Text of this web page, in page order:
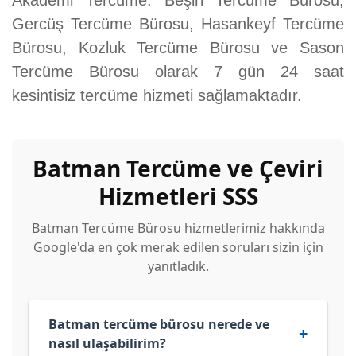
Gercüş Tercüme Bürosu, Hasankeyf Tercüme
Bürosu, Kozluk Tercüme Bürosu ve Sason
Tercüme Bürosu olarak 7 gün 24 saat
kesintisiz tercüme hizmeti sağlamaktadır.
Batman Tercüme ve Çeviri
Hizmetleri SSS
Batman Tercüme Bürosu hizmetlerimiz hakkında
Google'da en çok merak edilen soruları sizin için
yanıtladık.
Batman tercüme bürosu nerede ve
nasıl ulaşabilirim?